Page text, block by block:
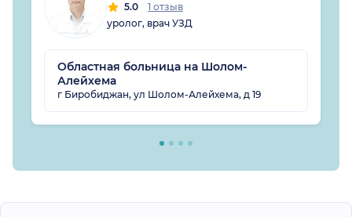
5.0
1 отзыв
уролог, врач УЗД
Областная больница на Шолом-
Алейхема
г Биробиджан, ул Шолом-Алейхема, д 19